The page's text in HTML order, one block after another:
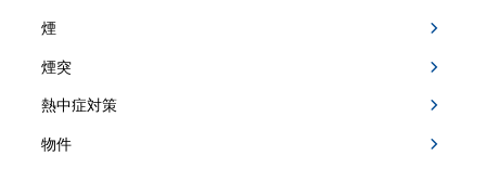
煙
煙突
熱中症対策
物件